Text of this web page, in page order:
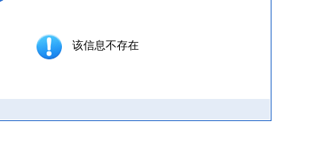
该信息不存在